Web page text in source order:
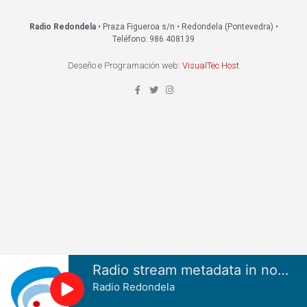
Radio Redondela• Praza Figueroa s/n • Redondela (Pontevedra) •
Teléfono: 986 408139
Deseño e Programación web: VisualTec Host
Radio stream metadata in not available.
Radio Redondela